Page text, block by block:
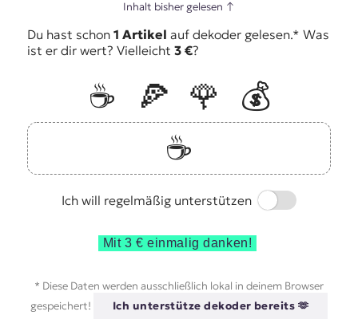
Inhalt bisher gelesen ↑
Du hast schon 1 Artikel auf dekoder gelesen.* Was
ist er dir wert? Vielleicht 3 €?
☕️ 🍕 🌹
💰
☕️
Ich will regelmäßig unterstützen
Switch
Mit 3 € einmalig danken!
* Diese Daten werden ausschließlich lokal in deinem Browser
gespeichert!
Ich unterstütze dekoder bereits 🫶